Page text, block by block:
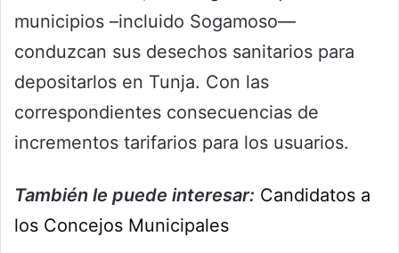
municipios –incluido Sogamoso—
conduzcan sus desechos sanitarios para
depositarlos en Tunja. Con las
correspondientes consecuencias de
incrementos tarifarios para los usuarios.
También le puede interesar: Candidatos a
los Concejos Municipales